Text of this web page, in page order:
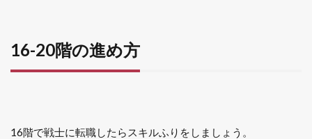
16-20階の進め方
16階で戦士に転職したらスキルふりをしましょう。